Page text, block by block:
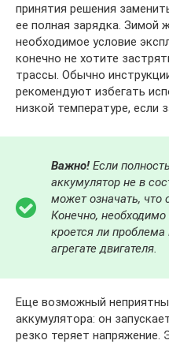
принятия решения
ее полная зарядка. Зимой
необходимое условие
конечно не хотите
трассы. Обычно
рекомендуют избегать
низкой температуре, если
Важно! Если
аккумулятор не в
может означать, что
Конечно,
кроется ли
агрегате двигателя.
Еще возможный
аккумулятора: он
резко теряет напряжение.